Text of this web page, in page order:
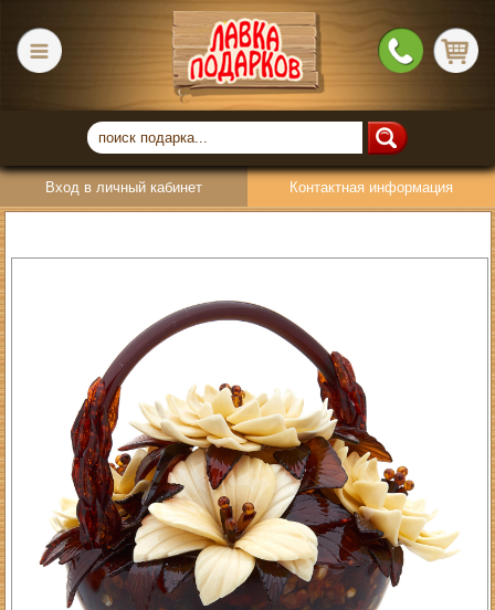
Вход в личный кабинет Контактная информация